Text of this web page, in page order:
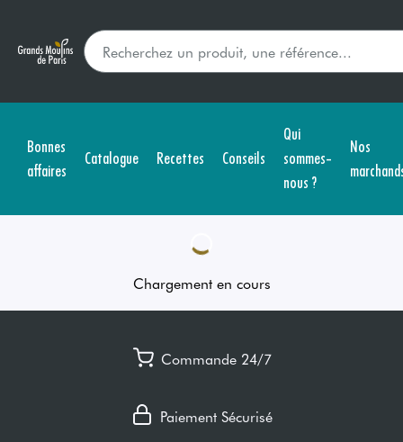
Bonnes
affaires
Catalogue Recettes Conseils
Qui
sommes-
nous ?
Nos
Chargement en cours
Commande 24/7
Paiement Sécurisé